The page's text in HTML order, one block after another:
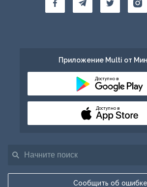
Сообщить об ошибке
Приложение Multi от
Доступно в
Доступно в